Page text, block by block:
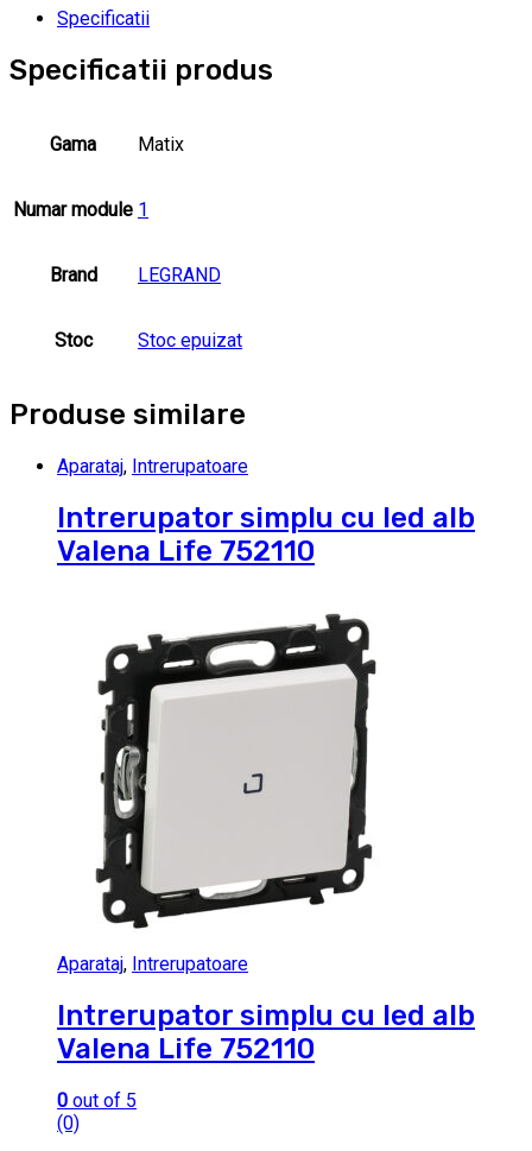
Specificatii
Specificatii produs
Gama Matix
Numar module 1
Brand LEGRAND
Stoc Stoc epuizat
Produse similare
Aparataj, Intrerupatoare
Intrerupator simplu cu led alb
Valena Life 752110
Aparataj, Intrerupatoare
Intrerupator simplu cu led alb
Valena Life 752110
0 out of 5
(0)